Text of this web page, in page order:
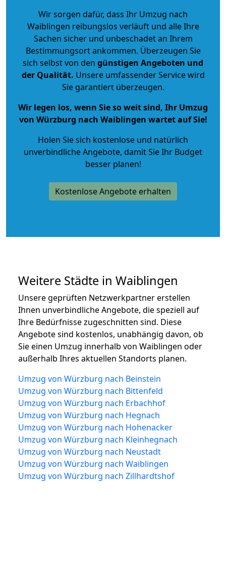
Wir sorgen dafür, dass Ihr Umzug nach
Waiblingen reibungslos verläuft und alle Ihre
Sachen sicher und unbeschadet an Ihrem
Bestimmungsort ankommen. Überzeugen Sie
sich selbst von den günstigen Angeboten und
der Qualität. Unsere umfassender Service wird
Sie garantiert überzeugen.
Wir legen los, wenn Sie so weit sind, Ihr Umzug
von Würzburg nach Waiblingen wartet auf Sie!
Holen Sie sich kostenlose und natürlich
unverbindliche Angebote, damit Sie Ihr Budget
besser planen!
Kostenlose Angebote erhalten
Weitere Städte in Waiblingen
Unsere geprüften Netzwerkpartner erstellen
Ihnen unverbindliche Angebote, die speziell auf
Ihre Bedürfnisse zugeschnitten sind. Diese
Angebote sind kostenlos, unabhängig davon, ob
Sie einen Umzug innerhalb von Waiblingen oder
außerhalb Ihres aktuellen Standorts planen.
Umzug von Würzburg nach Beinstein
Umzug von Würzburg nach Bittenfeld
Umzug von Würzburg nach Erbachhof
Umzug von Würzburg nach Hegnach
Umzug von Würzburg nach Hohenacker
Umzug von Würzburg nach Kleinhegnach
Umzug von Würzburg nach Neustadt
Umzug von Würzburg nach Waiblingen
Umzug von Würzburg nach Zillhardtshof